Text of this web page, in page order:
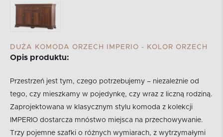
DUŻA KOMODA ORZECH IMPERIO - KOLOR ORZECH
Opis produktu:
Przestrzeń jest tym, czego potrzebujemy – niezależnie od
tego, czy mieszkamy w pojedynkę, czy wraz z liczną rodziną.
Zaprojektowana w klasycznym stylu komoda z kolekcji
IMPERIO dostarcza mnóstwo miejsca na przechowywanie.
Trzy pojemne szafki o różnych wymiarach, z wytrzymałymi